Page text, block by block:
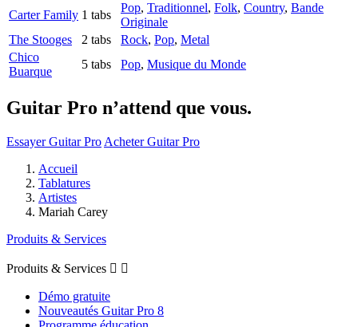
Carter Family 1 tabs
Pop, Traditionnel, Folk, Country, Bande
Originale
The Stooges
2 tabs Rock, Pop, Metal
Chico
Buarque
5 tabs Pop, Musique du Monde
Guitar Pro n’attend que vous.
Essayer Guitar Pro Acheter Guitar Pro
Accueil
Tablatures
Artistes
Mariah Carey
Produits & Services
Produits & Services  
Démo gratuite
Nouveautés Guitar Pro 8